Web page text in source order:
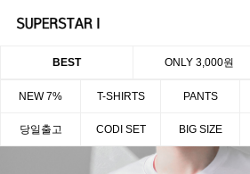
BEST ONLY 3,000원
NEW 7% T-SHIRTS PANTS
당일출고 CODI SET BIG SIZE